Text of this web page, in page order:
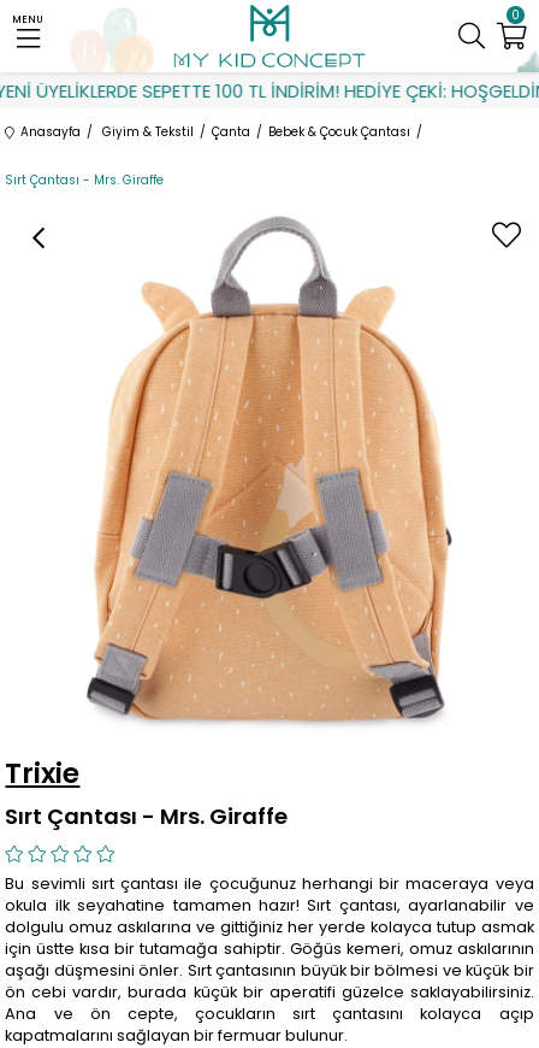
ÜYELİKLERDE SEPETTE 100 TL İNDİRİM! HEDİYE ÇEKİ: HOŞGELDİN
0
MENU
Anasayfa Giyim & Tekstil Çanta Bebek & Çocuk Çantası
Sırt Çantası - Mrs. Giraffe
Trixie
Sırt Çantası - Mrs. Giraffe
Bu sevimli sırt çantası ile çocuğunuz herhangi bir maceraya veya
okula ilk seyahatine tamamen hazır! Sırt çantası, ayarlanabilir ve
dolgulu omuz askılarına ve gittiğiniz her yerde kolayca tutup asmak
için üstte kısa bir tutamağa sahiptir. Göğüs kemeri, omuz askılarının
aşağı düşmesini önler. Sırt çantasının büyük bir bölmesi ve küçük bir
ön cebi vardır, burada küçük bir aperatifi güzelce saklayabilirsiniz.
Ana ve ön cepte, çocukların sırt çantasını kolayca açıp
kapatmalarını sağlayan bir fermuar bulunur.